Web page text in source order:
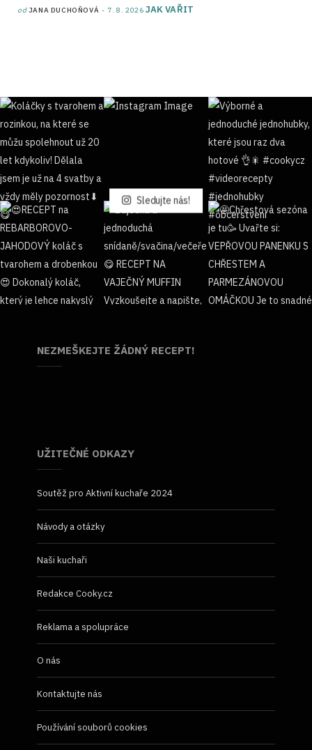
od JANA DUCHOŇOVÁ 7. 8. 2026 JAK VAŘIT
Sledujte nás!
NEZMEŠKEJTE ŽÁDNÝ RECEPT!
UŽITEČNÉ ODKAZY
Soutěž pro Aktivní kuchaře 2024
Návody a otázky
Naši kuchaři
Redakce Cooky.cz
Reklama a spolupráce
O nás
Kontaktujte nás
Používání souborů cookies